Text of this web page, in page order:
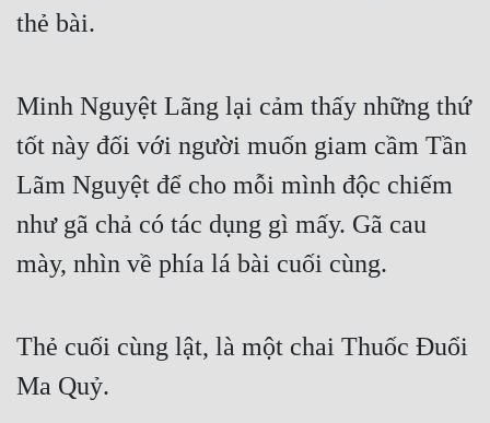
thẻ bài.
Minh Nguyệt Lãng lại cảm thấy những thứ
tốt này đối với người muốn giam cầm Tần
Lãm Nguyệt để cho mỗi mình độc chiếm
như gã chả có tác dụng gì mấy. Gã cau
mày, nhìn về phía lá bài cuối cùng.
Thẻ cuối cùng lật, là một chai Thuốc Đuổi
Ma Quỷ.